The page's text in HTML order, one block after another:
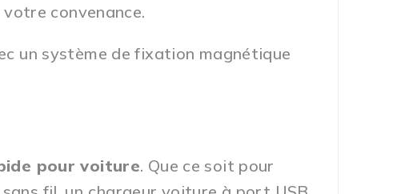
convenance.
un système de fixation magnétique
pour voiture. Que ce soit pour